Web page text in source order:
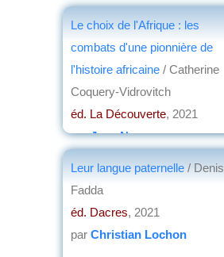
Le choix de l'Afrique : les
combats d'une pionnière de
l'histoire africaine / Catherine
Coquery-Vidrovitch
éd. La Découverte, 2021
parJean Nemo
Leur langue paternelle / Denis
Fadda
éd. Dacres, 2021
par Christian Lochon